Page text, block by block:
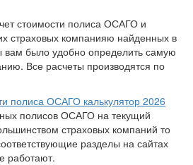
стоимости полиса ОСАГО и
страховых компанияю найденных в
было удобно определить самую
Все расчеты производятся по
полиса ОСАГО калькулятор 2026
полисов ОСАГО на текущий
страховых компаний то
разделы на сайтах
работают.